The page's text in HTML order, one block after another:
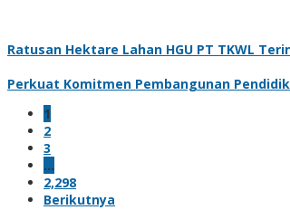
Ratusan Hektare Lahan HGU PT TKWL
Perkuat Komitmen Pembangunan
1
2
3
…
2,298
Berikutnya